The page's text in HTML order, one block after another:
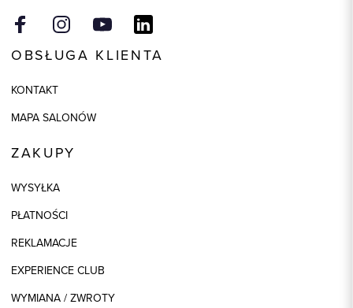
OBSŁUGA KLIENTA
KONTAKT
MAPA SALONÓW
ZAKUPY
WYSYŁKA
PŁATNOŚCI
REKLAMACJE
EXPERIENCE CLUB
WYMIANA / ZWROTY